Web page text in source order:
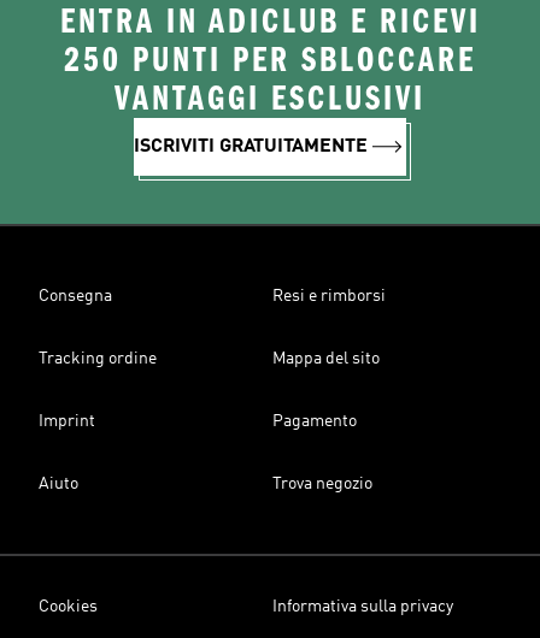
ENTRA IN ADICLUB E RICEVI
250 PUNTI PER SBLOCCARE
VANTAGGI ESCLUSIVI
ISCRIVITI GRATUITAMENTE
Consegna Resi e rimborsi
Tracking ordine Mappa del sito
Imprint Pagamento
Aiuto Trova negozio
Cookies Informativa sulla privacy